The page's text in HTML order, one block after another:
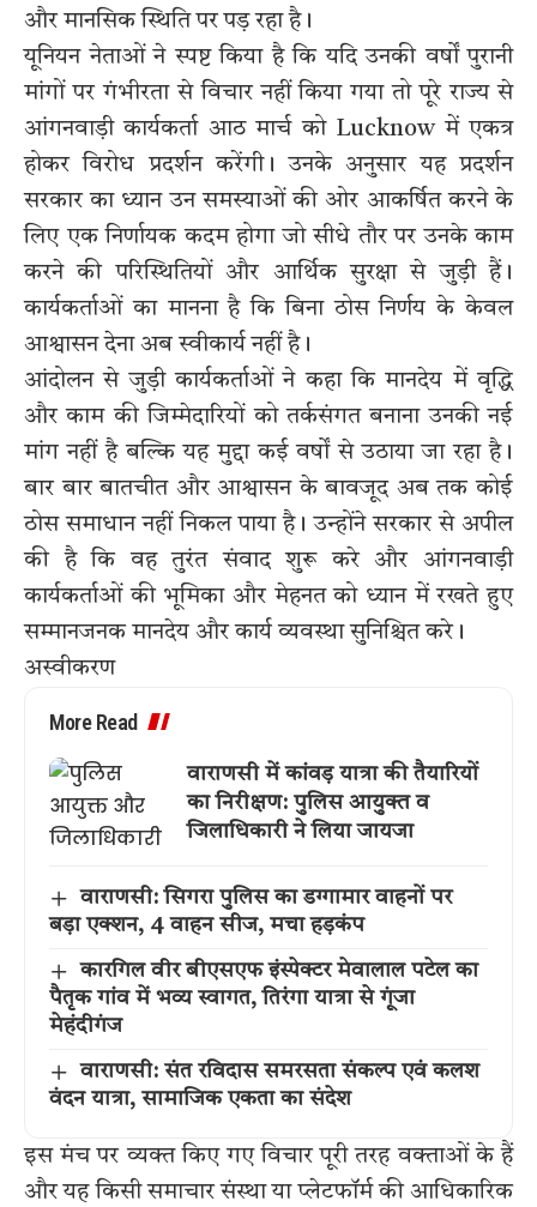
और मानसिक स्थिति पर पड़ रहा है।
यूनियन नेताओं ने स्पष्ट किया है कि यदि उनकी वर्षों पुरानी
मांगों पर गंभीरता से विचार नहीं किया गया तो पूरे राज्य से
आंगनवाड़ी कार्यकर्ता आठ मार्च को Lucknow में एकत्र
होकर विरोध प्रदर्शन करेंगी। उनके अनुसार यह प्रदर्शन
सरकार का ध्यान उन समस्याओं की ओर आकर्षित करने के
लिए एक निर्णायक कदम होगा जो सीधे तौर पर उनके काम
करने की परिस्थितियों और आर्थिक सुरक्षा से जुड़ी हैं।
कार्यकर्ताओं का मानना है कि बिना ठोस निर्णय के केवल
आश्वासन देना अब स्वीकार्य नहीं है।
आंदोलन से जुड़ी कार्यकर्ताओं ने कहा कि मानदेय में वृद्धि
और काम की जिम्मेदारियों को तर्कसंगत बनाना उनकी नई
मांग नहीं है बल्कि यह मुद्दा कई वर्षों से उठाया जा रहा है।
बार बार बातचीत और आश्वासन के बावजूद अब तक कोई
ठोस समाधान नहीं निकल पाया है। उन्होंने सरकार से अपील
की है कि वह तुरंत संवाद शुरू करे और आंगनवाड़ी
कार्यकर्ताओं की भूमिका और मेहनत को ध्यान में रखते हुए
सम्मानजनक मानदेय और कार्य व्यवस्था सुनिश्चित करे।
अस्वीकरण
More Read
वाराणसी में कांवड़ यात्रा की तैयारियों
का निरीक्षण: पुलिस आयुक्त व
जिलाधिकारी ने लिया जायजा
वाराणसी: सिगरा पुलिस का डग्गामार वाहनों पर
बड़ा एक्शन, 4 वाहन सीज, मचा हड़कंप
कारगिल वीर बीएसएफ इंस्पेक्टर मेवालाल पटेल का
पैतृक गांव में भव्य स्वागत, तिरंगा यात्रा से गूंजा
मेहंदीगंज
वाराणसी: संत रविदास समरसता संकल्प एवं कलश
वंदन यात्रा, सामाजिक एकता का संदेश
इस मंच पर व्यक्त किए गए विचार पूरी तरह वक्ताओं के हैं
और यह किसी समाचार संस्था या प्लेटफॉर्म की आधिकारिक